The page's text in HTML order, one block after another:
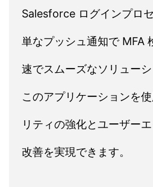
Salesforce ログインプロ
単なプッシュ通知で MFA
速でスムーズなソリュー
このアプリケーションを
リティの強化とユーザー
改善を実現できます。